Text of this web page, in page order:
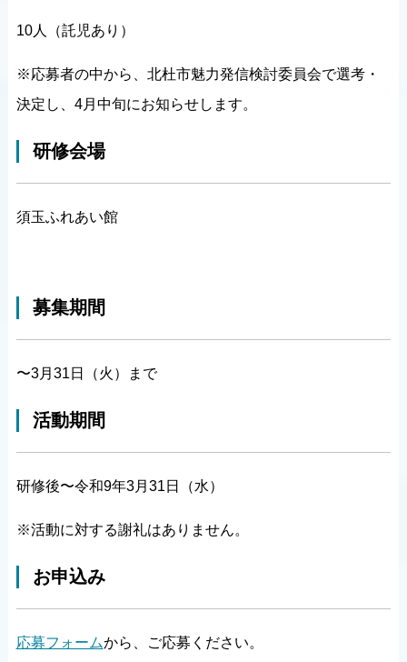
10人（託児あり）
※応募者の中から、北杜市魅力発信検討委員会で選考・
決定し、4月中旬にお知らせします。
研修会場
須玉ふれあい館
募集期間
〜3月31日（火）まで
活動期間
研修後〜令和9年3月31日（水）
※活動に対する謝礼はありません。
お申込み
応募フォームから、ご応募ください。